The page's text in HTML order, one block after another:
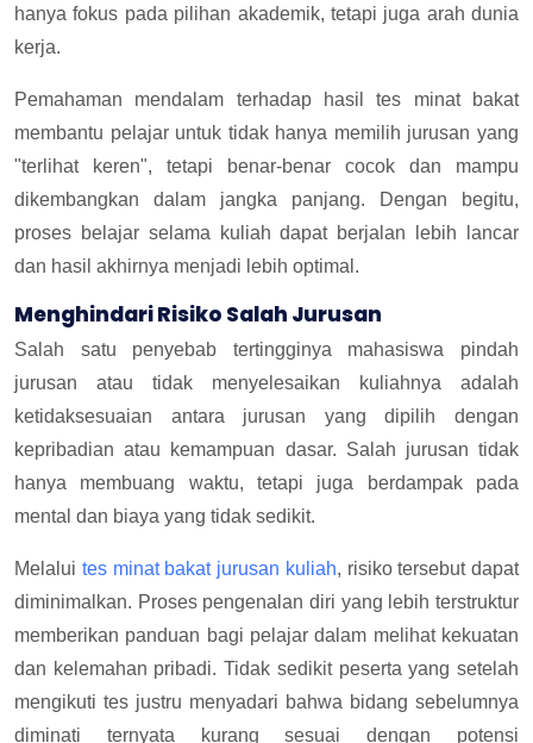
hanya fokus pada pilihan akademik, tetapi juga arah dunia
kerja.
Pemahaman mendalam terhadap hasil tes minat bakat
membantu pelajar untuk tidak hanya memilih jurusan yang
"terlihat keren", tetapi benar-benar cocok dan mampu
dikembangkan dalam jangka panjang. Dengan begitu,
proses belajar selama kuliah dapat berjalan lebih lancar
dan hasil akhirnya menjadi lebih optimal.
Menghindari Risiko Salah Jurusan
Salah satu penyebab tertingginya mahasiswa pindah
jurusan atau tidak menyelesaikan kuliahnya adalah
ketidaksesuaian antara jurusan yang dipilih dengan
kepribadian atau kemampuan dasar. Salah jurusan tidak
hanya membuang waktu, tetapi juga berdampak pada
mental dan biaya yang tidak sedikit.
Melalui tes minat bakat jurusan kuliah, risiko tersebut dapat
diminimalkan. Proses pengenalan diri yang lebih terstruktur
memberikan panduan bagi pelajar dalam melihat kekuatan
dan kelemahan pribadi. Tidak sedikit peserta yang setelah
mengikuti tes justru menyadari bahwa bidang sebelumnya
diminati ternyata kurang sesuai dengan potensi